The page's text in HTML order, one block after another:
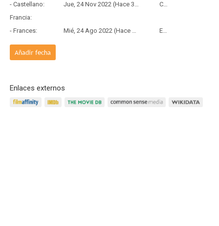
- Castellano:
Jue, 24 Nov 2022 (Hace 3 años y 8 meses)
Copia Física
Francia:
- Frances:
Mié, 24 Ago 2022 (Hace 3 años y 11 meses) Estreno
Añadir fecha
Enlaces externos